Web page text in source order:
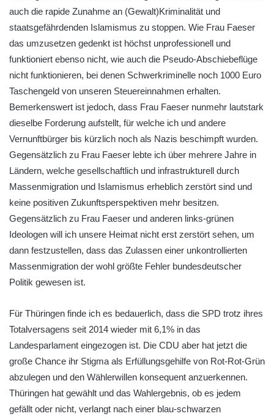
auch die rapide Zunahme an (Gewalt)Kriminalität und
staatsgefährdenden Islamismus zu stoppen. Wie Frau Faeser
das umzusetzen gedenkt ist höchst unprofessionell und
funktioniert ebenso nicht, wie auch die Pseudo-Abschiebeflüge
nicht funktionieren, bei denen Schwerkriminelle noch 1000 Euro
Taschengeld von unseren Steuereinnahmen erhalten.
Bemerkenswert ist jedoch, dass Frau Faeser nunmehr lautstark
dieselbe Forderung aufstellt, für welche ich und andere
Vernunftbürger bis kürzlich noch als Nazis beschimpft wurden.
Gegensätzlich zu Frau Faeser lebte ich über mehrere Jahre in
Ländern, welche gesellschaftlich und infrastrukturell durch
Massenmigration und Islamismus erheblich zerstört sind und
keine positiven Zukunftsperspektiven mehr besitzen.
Gegensätzlich zu Frau Faeser und anderen links-grünen
Ideologen will ich unsere Heimat nicht erst zerstört sehen, um
dann festzustellen, dass das Zulassen einer unkontrollierten
Massenmigration der wohl größte Fehler bundesdeutscher
Politik gewesen ist.
Für Thüringen finde ich es bedauerlich, dass die SPD trotz ihres
Totalversagens seit 2014 wieder mit 6,1% in das
Landesparlament eingezogen ist. Die CDU aber hat jetzt die
große Chance ihr Stigma als Erfüllungsgehilfe von Rot-Rot-Grün
abzulegen und den Wählerwillen konsequent anzuerkennen.
Thüringen hat gewählt und das Wahlergebnis, ob es jedem
gefällt oder nicht, verlangt nach einer blau-schwarzen